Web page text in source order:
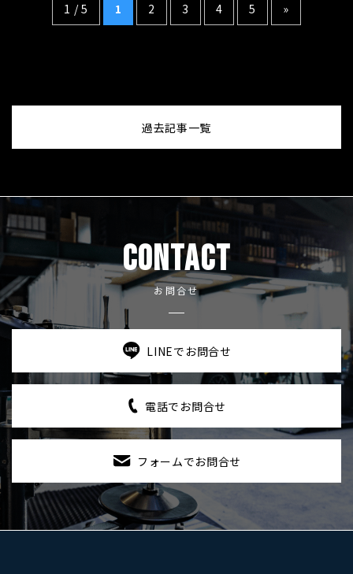
1 / 5 1 2 3 4 5 »
過去記事一覧
CONTACT
お問合せ
LINEでお問合せ
電話でお問合せ
フォームでお問合せ